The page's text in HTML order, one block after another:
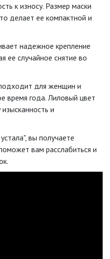
к износу. Размер маски
делает ее компактной и
надежное крепление
ее случайное снятие во
для женщин и
время года. Лиловый цвет
и
вы получаете
вам расслабиться и